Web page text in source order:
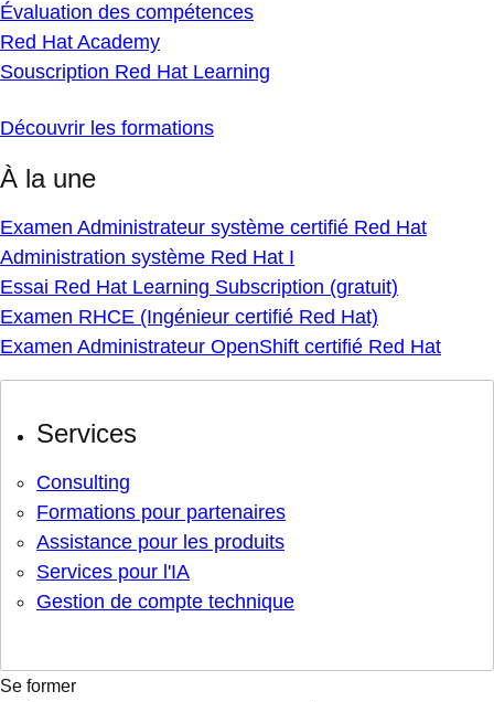
Évaluation des compétences
Red Hat Academy
Souscription Red Hat Learning
Découvrir les formations
À la une
Examen Administrateur système certifié Red Hat
Administration système Red Hat I
Essai Red Hat Learning Subscription (gratuit)
Examen RHCE (Ingénieur certifié Red Hat)
Examen Administrateur OpenShift certifié Red Hat
Services
Consulting
Formations pour partenaires
Assistance pour les produits
Services pour l'IA
Gestion de compte technique
Se former